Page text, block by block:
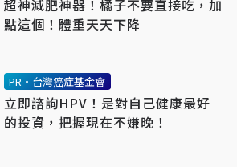
超神減肥神器！橘子不要直接吃，加
點這個！體重天天下降
PR・台灣癌症基金會
立即諮詢HPV！是對自己健康最好
的投資，把握現在不嫌晚！